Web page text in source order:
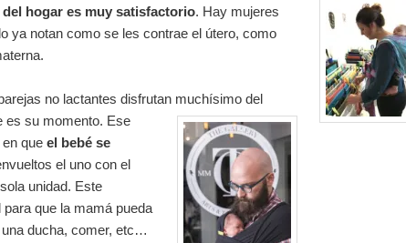
hogar es muy satisfactorio. Hay mujeres
ya notan como se les contrae el útero, como
no lactantes disfrutan muchísimo del
es su momento. Ese
queel bebé se
el uno con el
unidad. Este
que la mamá pueda
ducha, comer, etc…